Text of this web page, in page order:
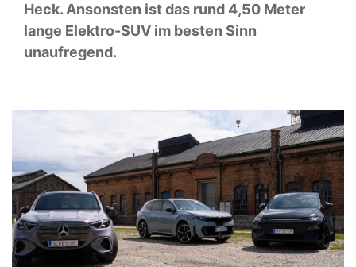
Heck. Ansonsten ist das rund 4,50 Meter
lange Elektro-SUV im besten Sinn
unaufregend.